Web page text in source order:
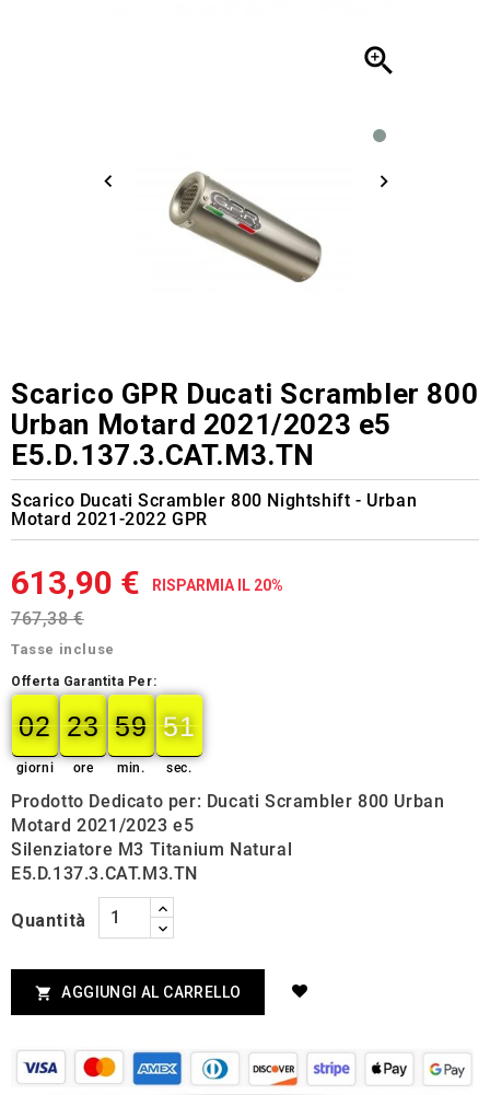

Scarico GPR Ducati Scrambler 800
Urban Motard 2021/2023 e5
E5.D.137.3.CAT.M3.TN
Scarico Ducati Scrambler 800 Nightshift - Urban
Motard 2021-2022 GPR
613,90 € RISPARMIA IL 20%
767,38 €
Tasse incluse
Offerta Garantita Per:
02
02
00
giorni
23
23
00
ore
59
59
00
min.
50
49
50
sec.
Prodotto Dedicato per: Ducati Scrambler 800 Urban
Motard 2021/2023 e5
Silenziatore M3 Titanium Natural
E5.D.137.3.CAT.M3.TN
Quantità
 AGGIUNGI AL CARRELLO